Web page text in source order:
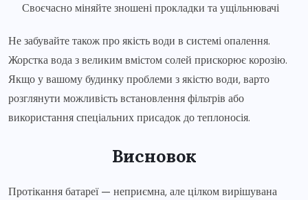
Своєчасно міняйте зношені прокладки та ущільнювачі
Не забувайте також про якість води в системі опалення.
Жорстка вода з великим вмістом солей прискорює корозію.
Якщо у вашому будинку проблеми з якістю води, варто
розглянути можливість встановлення фільтрів або
використання спеціальних присадок до теплоносія.
Висновок
Протікання батареї — неприємна, але цілком вирішувана